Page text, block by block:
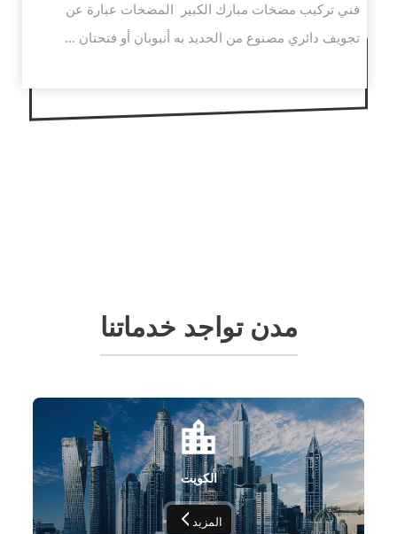
فني تركيب مضخات مبارك الكبير المضخات عبارة عن
تجويف دائري مصنوع من الحديد به أنبوبان أو فتحتان ...
مدن تواجد خدماتنا
الكويت
المزيد